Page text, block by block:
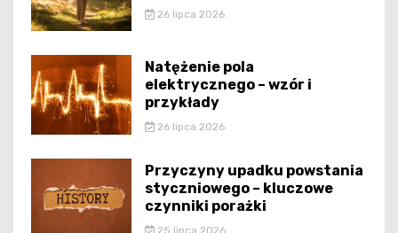
26 lipca 2026
Natężenie pola
elektrycznego – wzór i
przykłady
26 lipca 2026
Przyczyny upadku powstania
styczniowego – kluczowe
czynniki porażki
25 lipca 2026